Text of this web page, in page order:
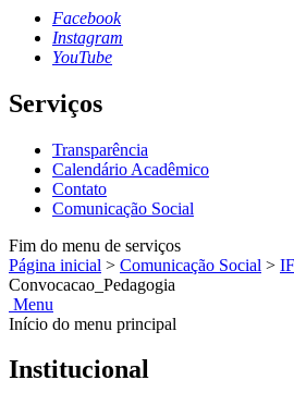
Facebook
Instagram
YouTube
Serviços
Transparência
Calendário Acadêmico
Contato
Comunicação Social
Fim do menu de serviços
Página inicial > Comunicação Social >
Convocacao_Pedagogia
Menu
Início do menu principal
Institucional